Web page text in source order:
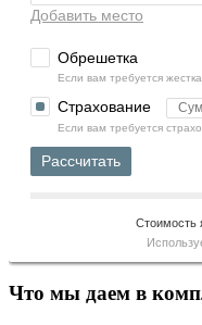
Добавить место
Обрешетка
Если вам требуется
Страхование
Если вам требуется
Рассчитать
Стоимость
Что мы даем в